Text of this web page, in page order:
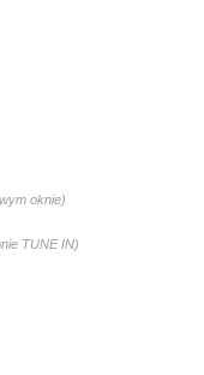
oknie)
TUNE IN)